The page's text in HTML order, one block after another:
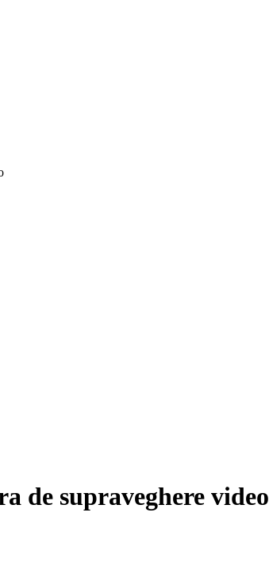
de supraveghere video